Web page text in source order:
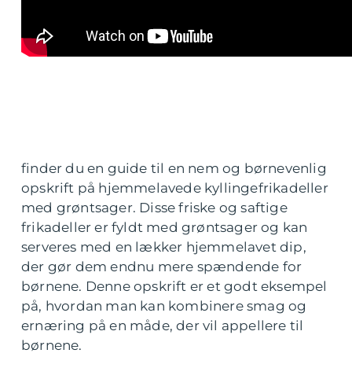
finder du en guide til en nem og børnevenlig
opskrift på hjemmelavede kyllingefrikadeller
med grøntsager. Disse friske og saftige
frikadeller er fyldt med grøntsager og kan
serveres med en lækker hjemmelavet dip,
der gør dem endnu mere spændende for
børnene. Denne opskrift er et godt eksempel
på, hvordan man kan kombinere smag og
ernæring på en måde, der vil appellere til
børnene.